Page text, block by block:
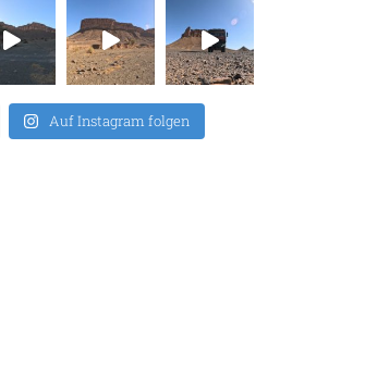
Auf Instagram folgen